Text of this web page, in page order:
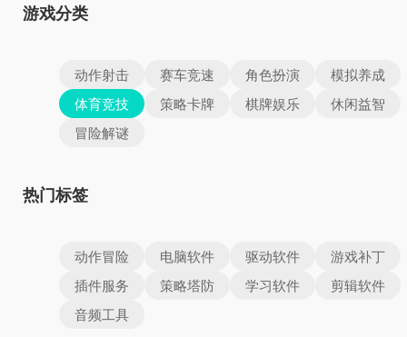
游戏分类
动作射击 赛车竞速 角色扮演
模拟养成
体育竞技
策略卡牌 棋牌娱乐
休闲益智
冒险解谜
热门标签
动作冒险 电脑软件 驱动软件
游戏补丁
插件服务
策略塔防 学习软件
剪辑软件
音频工具